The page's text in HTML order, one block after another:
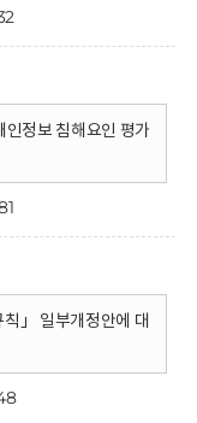
인정보 침해요인 평가
칙」 일부개정안에 대